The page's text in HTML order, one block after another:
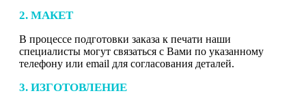
2. МАКЕТ
В процессе подготовки заказа к печати наши
специалисты могут связаться с Вами по указанному
телефону или email для согласования деталей.
3. ИЗГОТОВЛЕНИЕ